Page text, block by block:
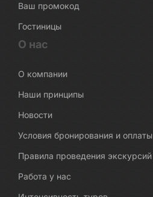
Ваш промокод
Гостиницы
О нас
О компании
Наши принципы
Новости
Условия бронирования и оплаты
Правила проведения экскурсий
Работа у нас